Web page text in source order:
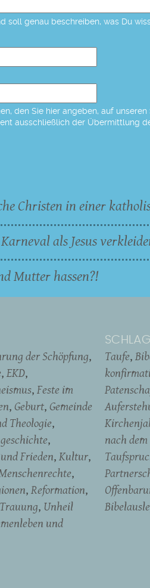
soll genau beschreiben, was Du
den Sie hier angeben, auf
ausschließlich der Übermittlung
Christen in einer
als Jesus
Mutter hassen?!
der Schöpfung
EKD
Feste im
Geburt Gemeinde
Theologie
Frieden Kultur
Reformation
Trauung Unheil
und
Taufe
nach